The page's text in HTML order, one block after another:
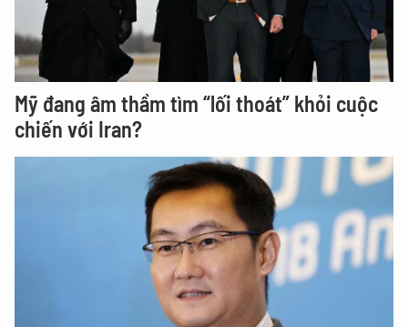
Mỹ đang âm thầm tìm “lối thoát” khỏi cuộc
chiến với Iran?